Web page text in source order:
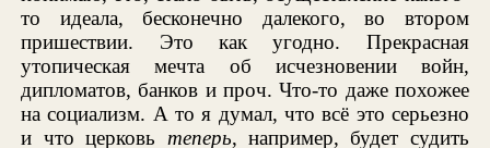
то идеала, бесконечно далекого, во втором
пришествии. Это как угодно. Прекрасная
утопическая мечта об исчезновении войн,
дипломатов, банков и проч. Что-то даже похожее
на социализм. А то я думал, что всё это серьезно
и что церковь теперь, например, будет судить